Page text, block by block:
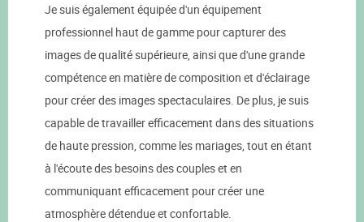
Je suis également équipée d'un équipement
professionnel haut de gamme pour capturer des
images de qualité supérieure, ainsi que d'une grande
compétence en matière de composition et d'éclairage
pour créer des images spectaculaires. De plus, je suis
capable de travailler efficacement dans des situations
de haute pression, comme les mariages, tout en étant
à l'écoute des besoins des couples et en
communiquant efficacement pour créer une
atmosphère détendue et confortable.